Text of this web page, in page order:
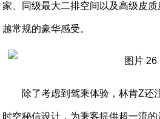
家、同级最大二排空间以及高级皮
越常规的豪华感受。
除了考虑到驾乘体验，林肯Z还
时空秘信设计，为乘客提供超一流